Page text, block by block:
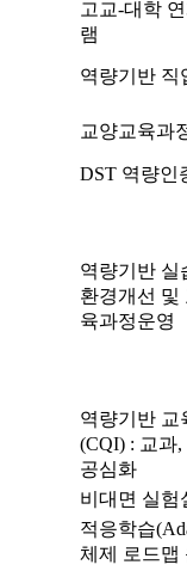
고교-대학
램
역량기반 직
교양교육과
DST 역량인
역량기반 실
환경개선 및
육과정운영
역량기반 교
(CQI) : 교과,
공심화
비대면 실험
적응학습
체제 로드맵